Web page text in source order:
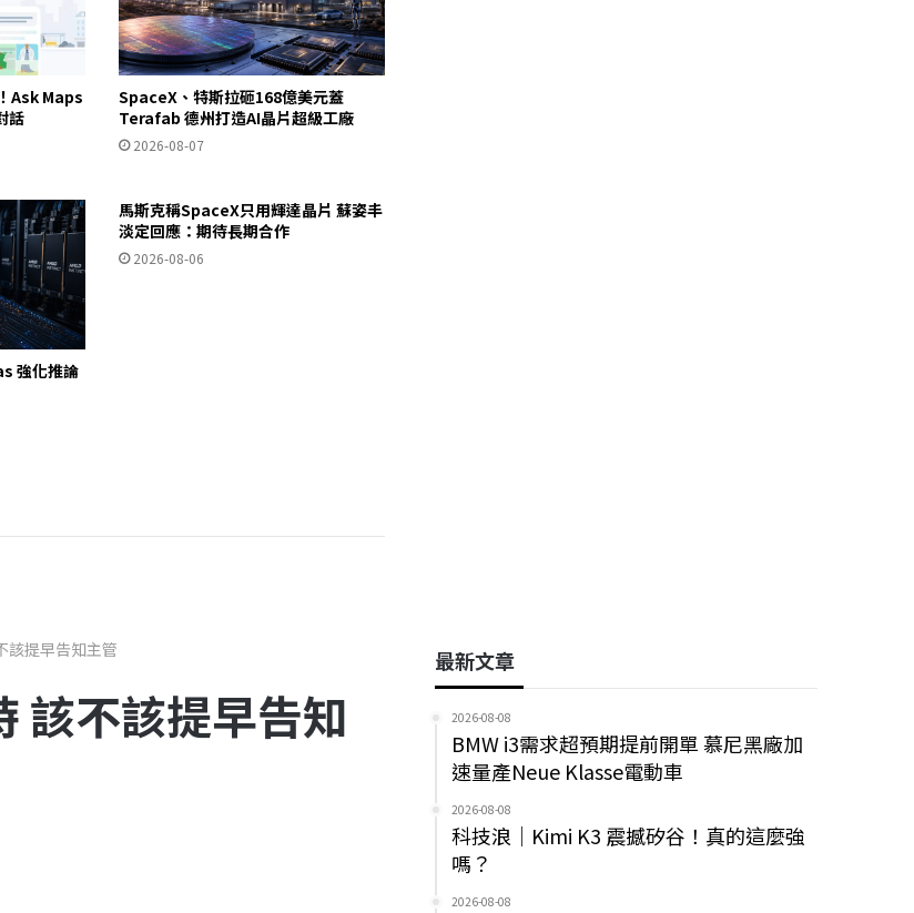
Ask Maps
話
SpaceX、特斯拉砸168億美元蓋
Terafab 德州打造AI晶片超級工廠
2026-08-07
強化推論
馬斯克稱SpaceX只用輝達晶片 蘇姿丰
淡定回應：期待長期合作
2026-08-06